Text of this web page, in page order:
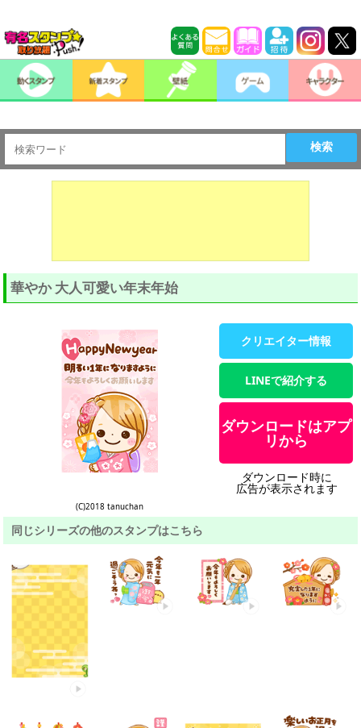
検索
華やか 大人可愛い年末年始
(C)2018 tanuchan
クリエイター情報
LINEで紹介する
ダウンロードはアプ
リから
ダウンロード時に
広告が表示されます
同じシリーズの他のスタンプはこちら